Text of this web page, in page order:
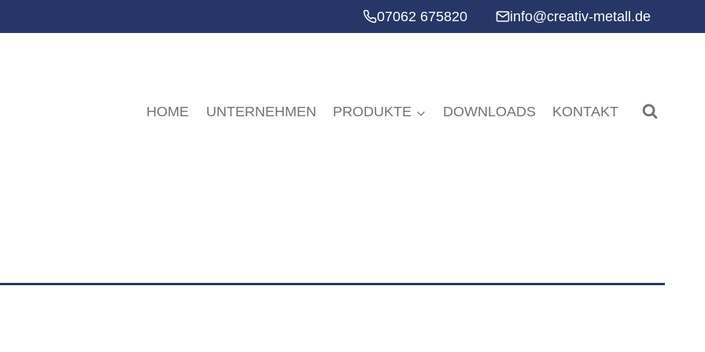
07062 675820 info@creativ-metall.de
HOME UNTERNEHMEN PRODUKTE DOWNLOADS KONTAKT